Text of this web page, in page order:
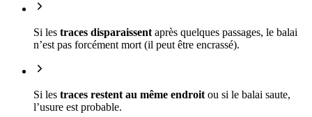
Si les traces disparaissent après quelques passages, le balai
n’est pas forcément mort (il peut être encrassé).
Si les traces restent au même endroit ou si le balai saute,
l’usure est probable.